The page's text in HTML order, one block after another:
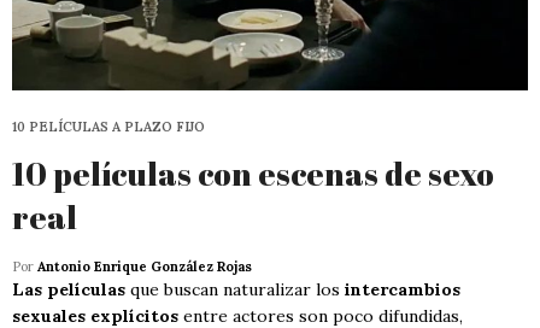
10 PELÍCULAS A PLAZO FIJO
10 películas con escenas de sexo
real
Por Antonio Enrique González Rojas
Las películas que buscan naturalizar los intercambios
sexuales explícitos entre actores son poco difundidas,